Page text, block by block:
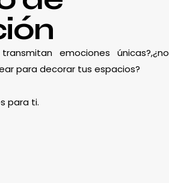
emociones únicas?,¿no
para decorar tus espacios?
para ti.